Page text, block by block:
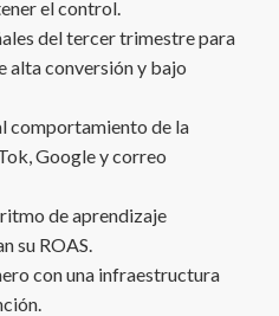
el control.
del tercer trimestre para
alta conversión y bajo
comportamiento de la
Google y correo
de aprendizaje
su ROAS.
con una infraestructura